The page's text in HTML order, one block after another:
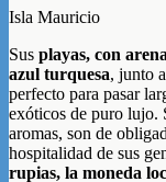
Isla Mauricio
Sus playas, con
azul turquesa, junto
perfecto para pasar
exóticos de puro lujo.
aromas, son de
hospitalidad de sus
rupias, la moneda